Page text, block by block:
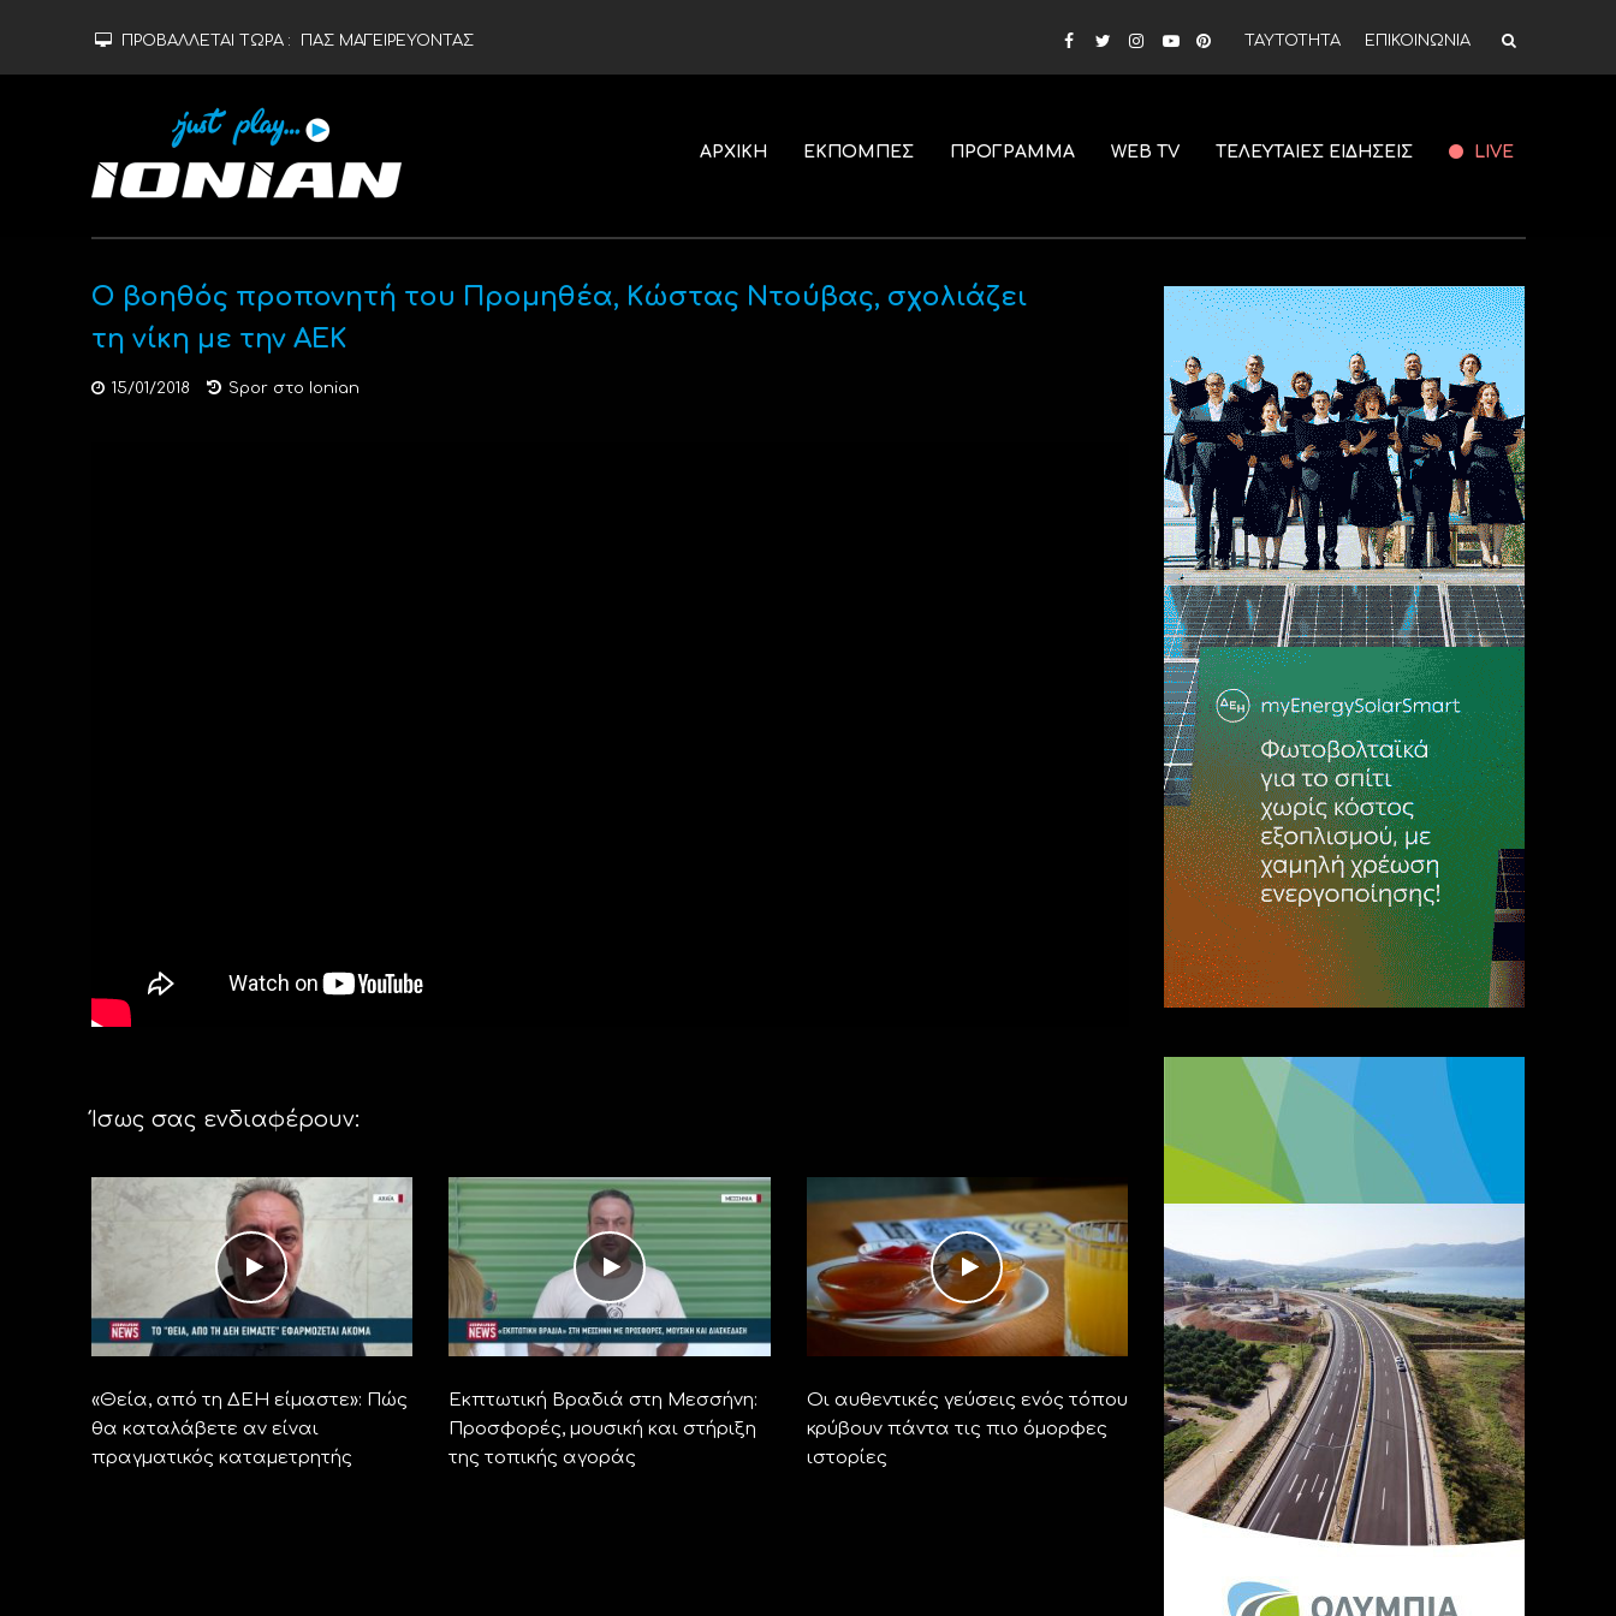
ΠΡΟΒΑΛΛΕΤΑΙ ΤΩΡΑ : ΠΑΣ ΜΑΓΕΙΡΕΥΟΝΤΑΣ ΤΑΥΤΟΤΗΤΑ ΕΠΙΚΟΙΝΩΝΙΑ
ΑΡΧΙΚΗ ΕΚΠΟΜΠΕΣ ΠΡΟΓΡΑΜΜΑ WEB TV ΤΕΛΕΥΤΑΙΕΣ ΕΙΔΗΣΕΙΣ LIVE
Ο βοηθός προπονητή του Προμηθέα, Κώστας Ντούβας, σχολιάζει
τη νίκη με την ΑΕΚ
15/01/2018 Spor στο Ionian
Ίσως σας ενδιαφέρουν:
«Θεία, από τη ΔΕΗ είμαστε»: Πώς
θα καταλάβετε αν είναι
πραγματικός καταμετρητής
Εκπτωτική Βραδιά στη Μεσσήνη:
Προσφορές, μουσική και στήριξη
της τοπικής αγοράς
Οι αυθεντικές γεύσεις ενός τόπου
κρύβουν πάντα τις πιο όμορφες
ιστορίες